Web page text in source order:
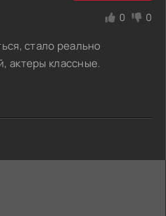
0 0
стало реально
актеры классные.